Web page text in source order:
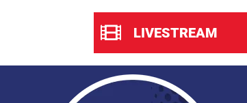
LIVESTREAM